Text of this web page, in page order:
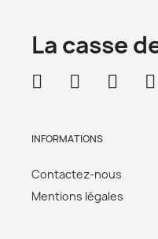
La casse
INFORMATIONS
Contactez-nous
Mentions légales